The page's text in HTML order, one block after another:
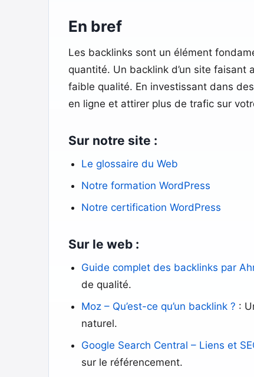
En bref
Les backlinks sont un élément
quantité. Un backlink d’un site
faible qualité. En investissant dans
en ligne et attirer plus de trafic sur
Sur notre site :
Le glossaire du Web
Notre formation WordPress
Notre certification WordPress
Sur le web :
Guide complet des backlinks par
de qualité.
Moz – Qu’est-ce qu’un backlink ? :
naturel.
Google Search Central – Liens et
sur le référencement.